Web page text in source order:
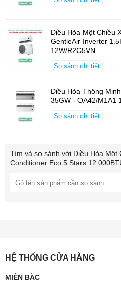
5 sao với chỉ số CSPF lên đến 5.48.
tâm sử dụng thường xuyên mà
AI Energy Saving –
Thông Minh
tảng đám mây giúp tự động điều
hợp với điều kiện môi trường.
Lợi ích mang lại:
Tối ưu hiệu suất làm mát
Duy trì sự thoải mái liên tục
Giảm chi phí vận hành dài hạn
Điều Hòa Một Chiều
GentleAir Inverter
12W/R2C5VN
So sánh chi tiết
Điều Hòa Thông
35GW - OA42/M1A1
So sánh chi tiết
Tìm và so sánh với Điều Hòa Một
Conditioner Eco 5 Stars
HỆ THỐNG CỬA HÀNG
MIỀN BẮC